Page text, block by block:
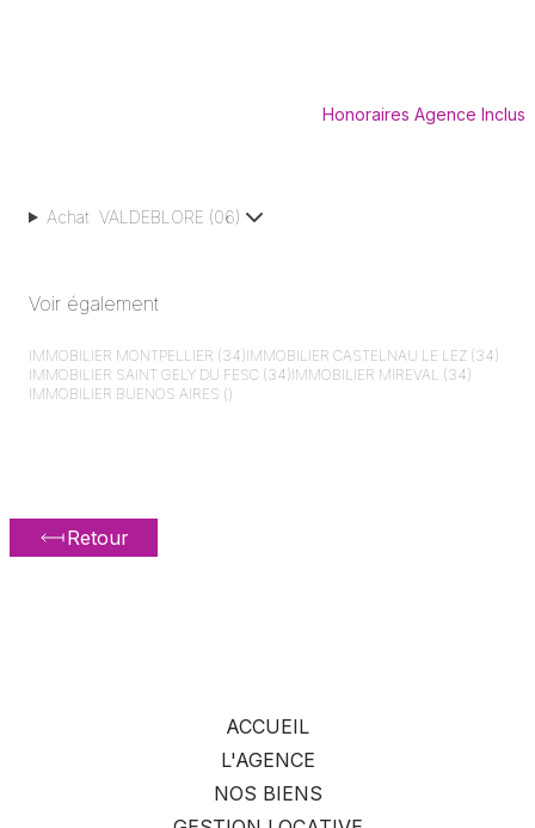
Honoraires Agence Inclus
Achat VALDEBLORE (06)
Voir également
IMMOBILIER MONTPELLIER (34)IMMOBILIER CASTELNAU LE LEZ (34)
IMMOBILIER SAINT GELY DU FESC (34)IMMOBILIER MIREVAL (34)
IMMOBILIER BUENOS AIRES ()
Retour
ACCUEIL
L'AGENCE
NOS BIENS